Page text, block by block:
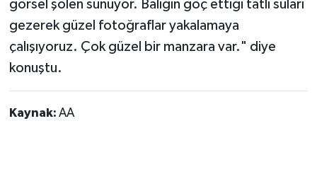
yürüttüklerini belirten Altunkaynak, şunları
kaydetti:
"Ekiplerimiz kaçak avcılığın önüne geçmek
amacıyla 7/24 esasıyla çalışmaya devam ediyor.
Yasak başladığından bu yana 2,5 ton ölü, 1 ton da